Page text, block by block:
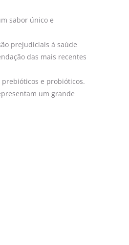
sabor único e
prejudiciais à saúde
das mais recentes
prebióticos e probióticos.
um grande